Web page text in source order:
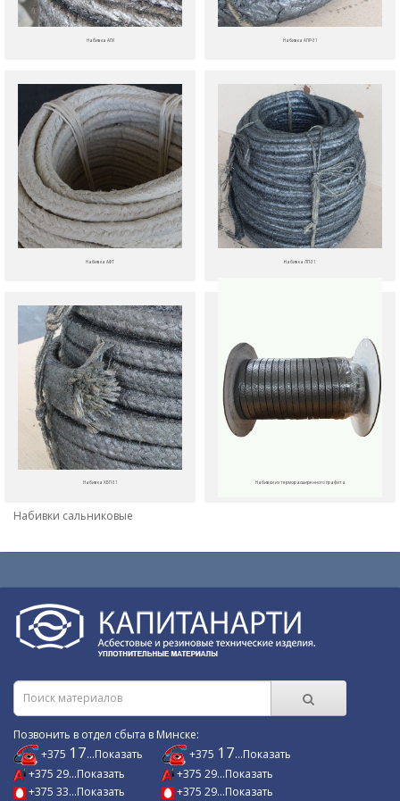
Набивка АГИ Набивка АПР-31
Набивка АФТ Набивка ЛП-31
Набивка ХБП-31 Набивки из терморасширенного графита
Набивки сальниковые
Позвонить в отдел сбыта в Минске:
+375 17...Показать
+375 29...Показать
+375 33...Показать
+375 17...Показать
+375 29...Показать
+375 29...Показать